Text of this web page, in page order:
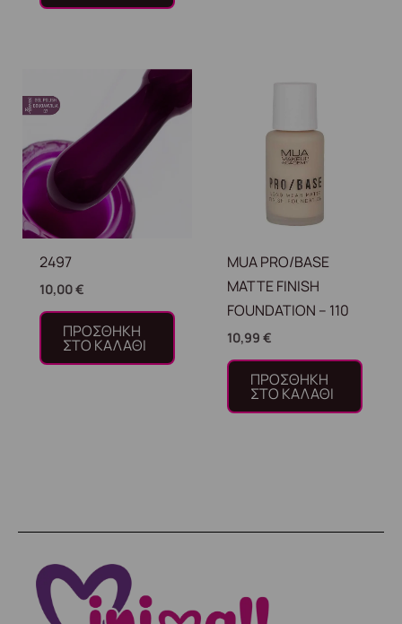
2497
10,00€
ΠΡΟΣΘΉΚΗ
ΣΤΟ ΚΑΛΆΘΙ
MUA PRO/BASE
MATTE FINISH
FOUNDATION – 110
10,99€
ΠΡΟΣΘΉΚΗ
ΣΤΟ ΚΑΛΆΘΙ